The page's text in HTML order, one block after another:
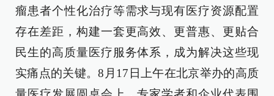
瘤患者个性化治疗等需求与现有医疗资源配置
存在差距，构建一套更高效、更普惠、更贴合
民生的高质量医疗服务体系，成为解决这些现
实痛点的关键。8月17日上午在北京举办的高质